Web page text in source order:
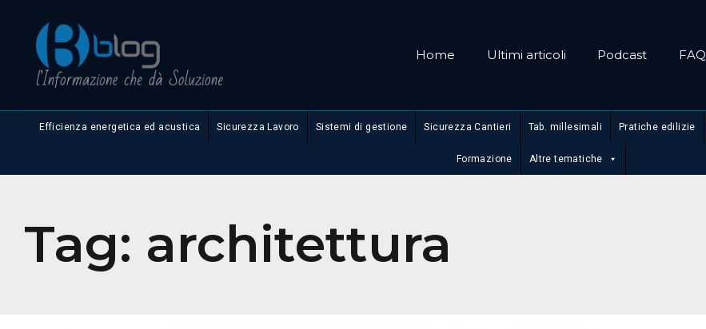
Home Ultimi articoli Podcast FAQ
Efficienza energetica ed acustica Sicurezza Lavoro Sistemi di gestione Sicurezza Cantieri Tab. millesimali Pratiche edilizie
Formazione Altre tematiche
Tag: architettura